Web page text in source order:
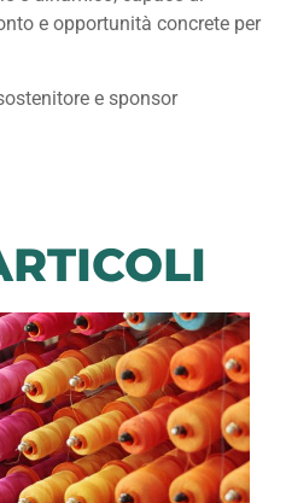
e opportunità concrete per
e sponsor